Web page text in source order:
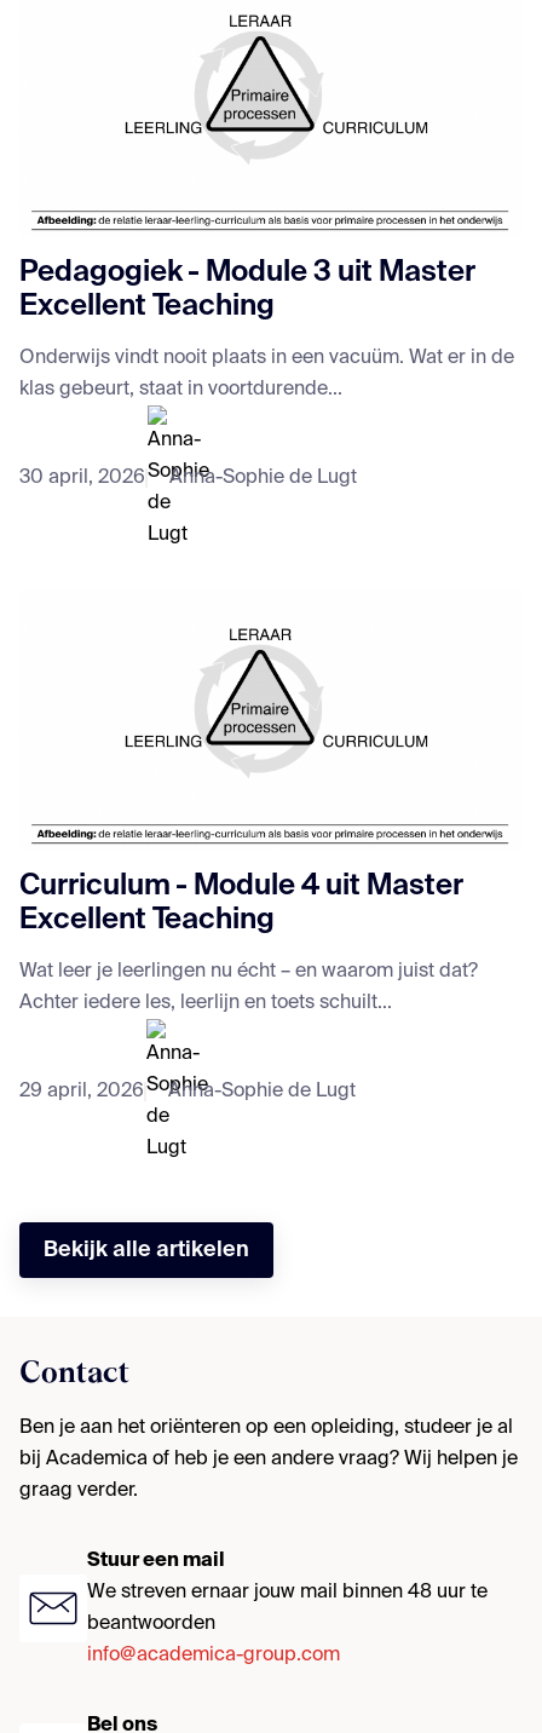
Pedagogiek - Module 3 uit Master
Excellent Teaching
Onderwijs vindt nooit plaats in een vacuüm. Wat er in de
klas gebeurt, staat in voortdurende...
30 april, 2026 Anna-Sophie de Lugt
Curriculum - Module 4 uit Master
Excellent Teaching
Wat leer je leerlingen nu écht – en waarom juist dat?
Achter iedere les, leerlijn en toets schuilt...
29 april, 2026 Anna-Sophie de Lugt
Bekijk alle artikelen
Contact
Ben je aan het oriënteren op een opleiding, studeer je al
bij Academica of heb je een andere vraag? Wij helpen je
graag verder.
Stuur een mail
We streven ernaar jouw mail binnen 48 uur te
beantwoorden
info@academica-group.com
Bel ons